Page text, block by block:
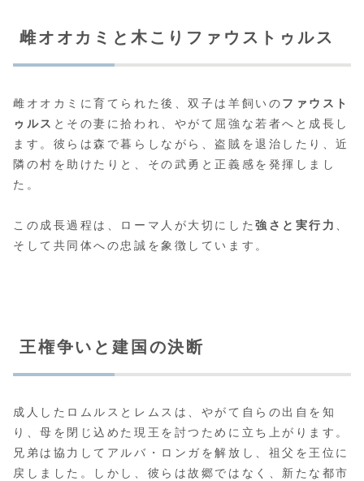
雌オオカミと木こりファウストゥルス
雌オオカミに育てられた後、双子は羊飼いのファウスト
ゥルス とその妻に拾われ、やがて屈強な若者へと成長し
ます。彼らは森で暮らしながら、盗賊を退治したり、近
隣の村を助けたりと、その武勇と正義感を発揮しまし
た。
この成長過程は、ローマ人が大切にした強さと実行力
そして共同体への忠誠を象徴しています。
王権争いと建国の決断
成人したロムルスとレムスは、やがて自らの出自を知
り、母を閉じ込めた現王を討つために立ち上がります。
兄弟は協力してアルバ・ロンガを解放し、祖父を王位に
戻しました。しかし、彼らは故郷ではなく、新たな都市